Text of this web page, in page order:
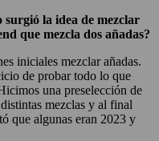
la idea de mezclar
que mezcla dos añadas?
iniciales mezclar añadas.
de probar todo lo que
una preselección de
mezclas y al final
que algunas eran 2023 y